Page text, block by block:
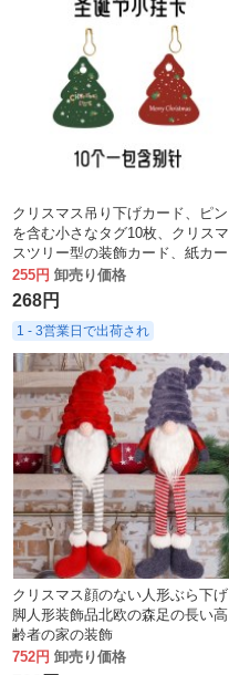
クリスマス吊り下げカード、ピン
を含む小さなタグ10枚、クリスマ
スツリー型の装飾カード、紙カー
ド
255円 卸売り価格
268円
1 - 3営業日で出荷され
クリスマス顔のない人形ぶら下げ
脚人形装飾品北欧の森足の長い高
齢者の家の装飾
752円 卸売り価格